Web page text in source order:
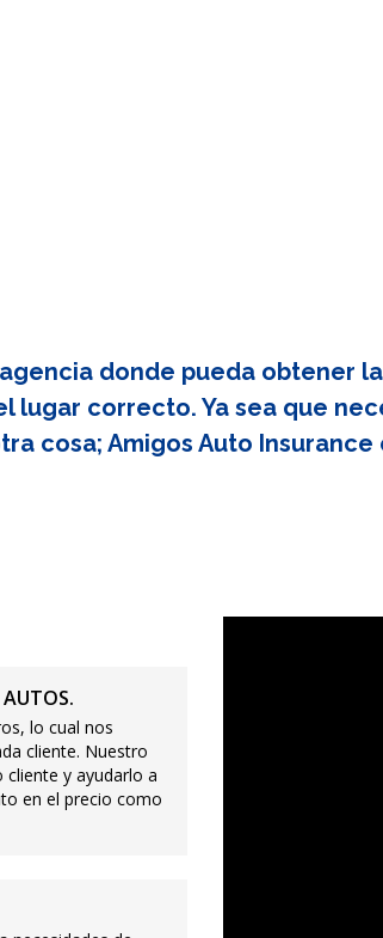
donde pueda obtener
lugar correcto. Ya sea que
cosa; Amigos Auto Insurance
AUTOS.
lo cual nos
cliente. Nuestro
y ayudarlo a
en el precio como